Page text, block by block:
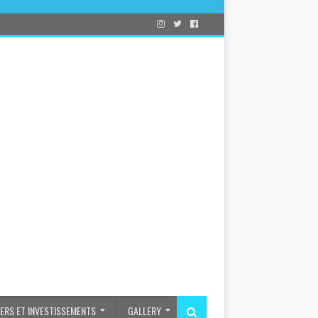
ET INVESTISSEMENTS GALLERY